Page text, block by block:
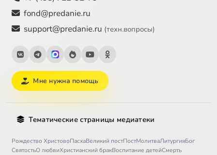
fond@predanie.ru
support@predanie.ru (техн.вопросы)
Мне нужна помощь
Тематические страницы медиатеки
Рождество ХристовоПасхаВеликий постПостМолитваЛитургияБог
СвятостьО любвиХристианский бракВоспитание детейСмерть